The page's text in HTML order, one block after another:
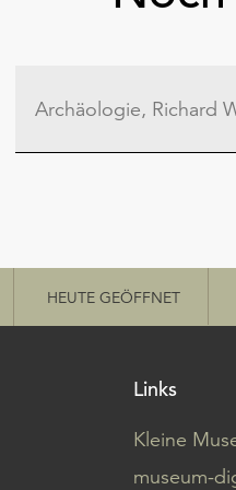
HEUTE GEÖFFNET
Links
Kleine
museum-